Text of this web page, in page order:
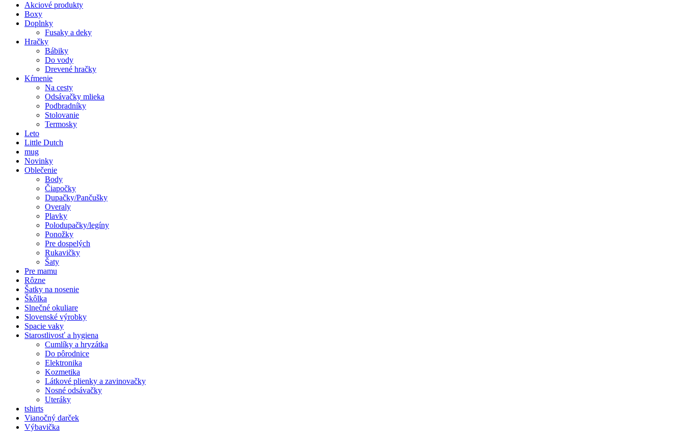
Akciové produkty
Boxy
Doplnky
Fusaky a deky
Hračky
Bábiky
Do vody
Drevené hračky
Kŕmenie
Na cesty
Odsávačky mlieka
Podbradníky
Stolovanie
Termosky
Leto
Little Dutch
mug
Novinky
Oblečenie
Body
Čiapočky
Dupačky/Pančušky
Overaly
Plavky
Polodupačky/legíny
Ponožky
Pre dospelých
Rukavičky
Šaty
Pre mamu
Rôzne
Šatky na nosenie
Škôlka
Slnečné okuliare
Slovenské výrobky
Spacie vaky
Starostlivosť a hygiena
Cumlíky a hryzátka
Do pôrodnice
Elektronika
Kozmetika
Látkové plienky a zavinovačky
Nosné odsávačky
Uteráky
tshirts
Vianočný darček
Výbavička